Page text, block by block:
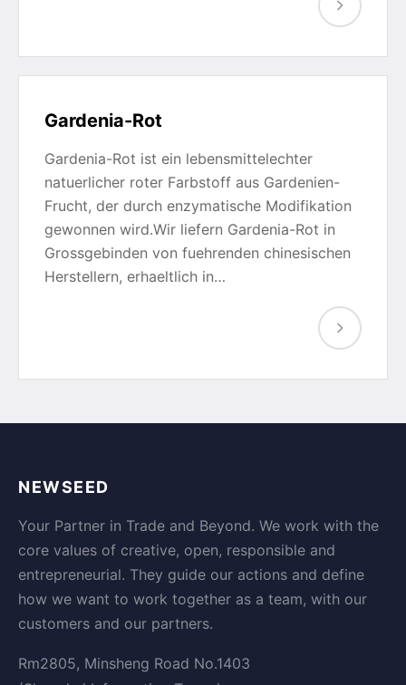
Gardenia-Rot
Gardenia-Rot ist ein lebensmittelechter
natuerlicher roter Farbstoff aus Gardenien-
Frucht, der durch enzymatische Modifikation
gewonnen wird.Wir liefern Gardenia-Rot in
Grossgebinden von fuehrenden chinesischen
Herstellern, erhaeltlich in…
NEWSEED
Your Partner in Trade and Beyond. We work with the
core values of creative, open, responsible and
entrepreneurial. They guide our actions and define
how we want to work together as a team, with our
customers and our partners.
Rm2805, Minsheng Road No.1403